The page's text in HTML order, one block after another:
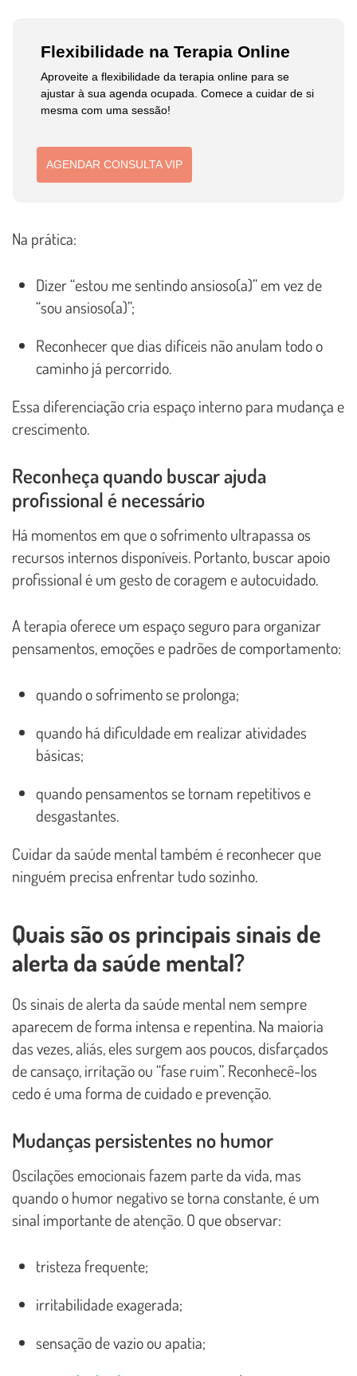
Flexibilidade na Terapia Online
Aproveite a flexibilidade da terapia online para se
ajustar à sua agenda ocupada. Comece a cuidar de si
mesma com uma sessão!
AGENDAR CONSULTA VIP
Na prática:
Dizer “estou me sentindo ansioso(a)” em vez de
“sou ansioso(a)”;
Reconhecer que dias difíceis não anulam todo o
caminho já percorrido.
Essa diferenciação cria espaço interno para mudança e
crescimento.
Reconheça quando buscar ajuda
profissional é necessário
Há momentos em que o sofrimento ultrapassa os
recursos internos disponíveis. Portanto, buscar apoio
profissional é um gesto de coragem e autocuidado.
A terapia oferece um espaço seguro para organizar
pensamentos, emoções e padrões de comportamento:
quando o sofrimento se prolonga;
quando há dificuldade em realizar atividades
básicas;
quando pensamentos se tornam repetitivos e
desgastantes.
Cuidar da saúde mental também é reconhecer que
ninguém precisa enfrentar tudo sozinho.
Quais são os principais sinais de
alerta da saúde mental?
Os sinais de alerta da saúde mental nem sempre
aparecem de forma intensa e repentina. Na maioria
das vezes, aliás, eles surgem aos poucos, disfarçados
de cansaço, irritação ou “fase ruim”. Reconhecê-los
cedo é uma forma de cuidado e prevenção.
Mudanças persistentes no humor
Oscilações emocionais fazem parte da vida, mas
quando o humor negativo se torna constante, é um
sinal importante de atenção. O que observar:
tristeza frequente;
irritabilidade exagerada;
sensação de vazio ou apatia;